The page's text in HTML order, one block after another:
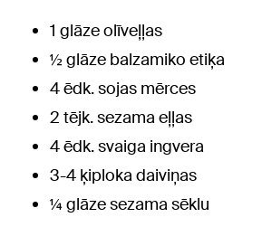
1 glāze olīveļļas
½ glāze balzamiko etiķa
4 ēdk. sojas mērces
2 tējk. sezama eļļas
4 ēdk. svaiga ingvera
3-4 ķiploka daiviņas
¼ glāze sezama sēklu